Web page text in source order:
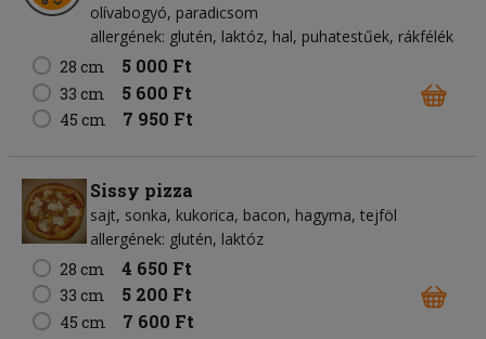
olívabogyó paradicsom
allergének: glutén, laktóz, hal, puhatestűek, rákfélék
28 cm
5 000 Ft
33 cm 5 600 Ft
45 cm 7 950 Ft
Sissy pizza
sajt sonka kukorica bacon hagyma tejföl
allergének: glutén, laktóz
28 cm
4 650 Ft
33 cm 5 200 Ft
45 cm 7 600 Ft